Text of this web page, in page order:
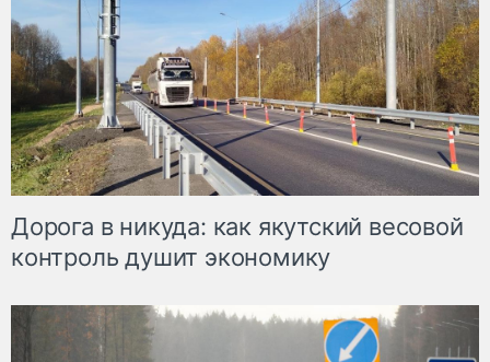
Дорога в никуда: как якутский весовой
контроль душит экономику